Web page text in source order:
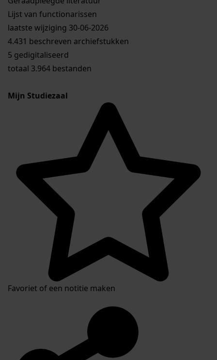
Lijst van functionarissen
laatste wijziging 30-06-2026
4.431 beschreven archiefstukken
5 gedigitaliseerd
totaal 3.964 bestanden
Mijn Studiezaal
Favoriet of een notitie maken